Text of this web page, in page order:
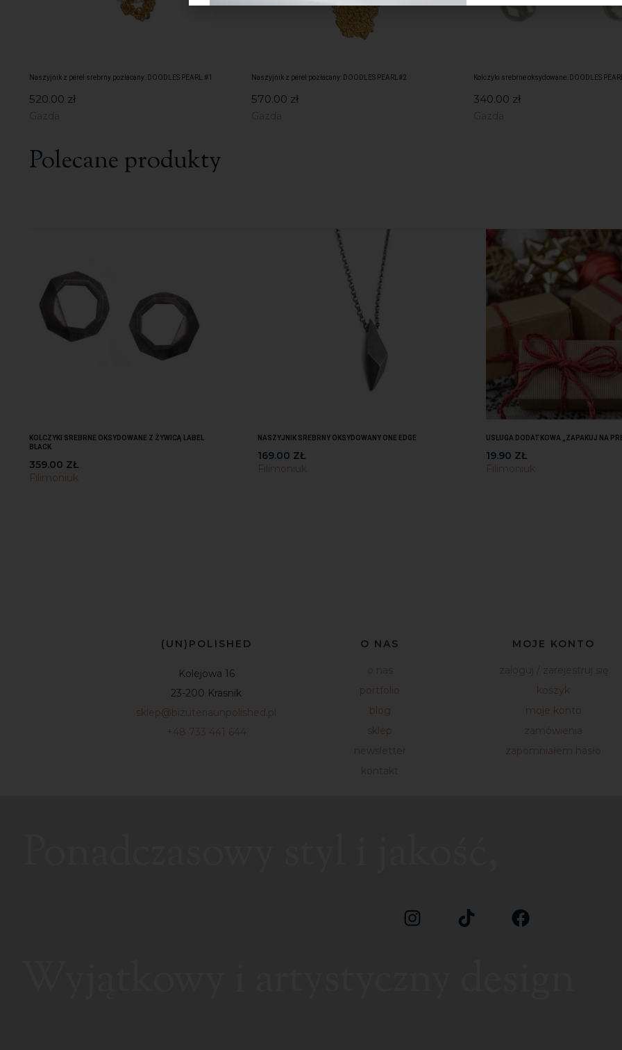
Naszyjnik z pereł srebrny pozłacany: DOODLES PEARL #1
520.00 zł
Gazda
Naszyjnik z pereł pozłacany: DOODLES PEARL#2
570.00 zł
Gazda
Kolczyki srebrne oksydowane: DOODLES PEARL
340.00 zł
Gazda
Polecane produkty
KOLCZYKI SREBRNE OKSYDOWANE Z ŻYWICĄ LABEL
BLACK
359.00 ZŁ
Filimoniuk
NASZYJNIK SREBRNY OKSYDOWANY ONE EDGE
169.00 ZŁ
Filimoniuk
USŁUGA DODATKOWA „ZAPAKUJ NA
19.90 ZŁ
Filimoniuk
(UN)POLISHED
Kolejowa 16
23-200 Krasnik
sklep@bizuteriaunpolished.pl
+48 733 441 644
O NAS
o nas
portfolio
blog
sklep
newsletter
kontakt
MOJE KONTO
zaloguj / zarejestruj się
koszyk
moje konto
zamówienia
zapomniałem hasło